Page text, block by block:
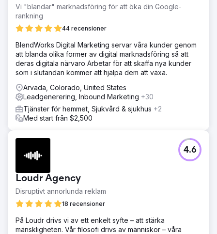
Vi "blandar" marknadsföring för att öka din Google-
rankning
44 recensioner
BlendWorks Digital Marketing servar våra kunder genom
att blanda olika former av digital marknadsföring så att
deras digitala närvaro Arbetar för att skaffa nya kunder
som i slutändan kommer att hjälpa dem att växa.
Arvada, Colorado, United States
Leadgenerering, Inbound Marketing +30
Tjänster för hemmet, Sjukvård & sjukhus +2
Med start från $2,500
Loudr Agency
Disruptivt annorlunda reklam
18 recensioner
4.6
På Loudr drivs vi av ett enkelt syfte – att stärka
mänskligheten. Vår filosofi drivs av människor – våra